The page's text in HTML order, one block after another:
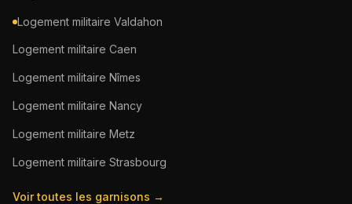
Logement militaire Valdahon
Logement militaire Caen
Logement militaire Nîmes
Logement militaire Nancy
Logement militaire Metz
Logement militaire Strasbourg
Voir toutes les garnisons →